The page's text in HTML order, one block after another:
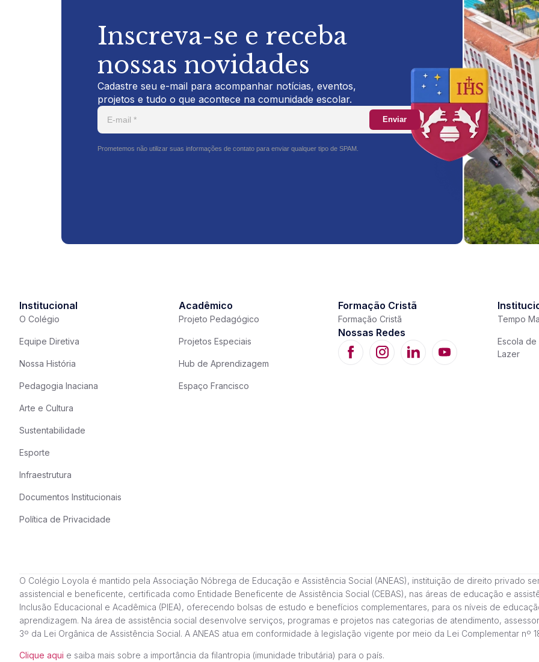
Inscreva-se e receba
nossas novidades
Cadastre seu e-mail para acompanhar notícias, eventos,
projetos e tudo o que acontece na comunidade escolar.
Enviar
Prometemos não utilizar suas informações de contato para enviar qualquer tipo de SPAM.
Institucional
O Colégio
Equipe Diretiva
Nossa História
Pedagogia Inaciana
Arte e Cultura
Sustentabilidade
Esporte
Infraestrutura
Documentos Institucionais
Política de Privacidade
Acadêmico
Projeto Pedagógico
Projetos Especiais
Hub de Aprendizagem
Espaço Francisco
Formação Cristã
Formação Cristã
Nossas Redes
Tempo
Escola de
Lazer
O Colégio Loyola é mantido pela Associação Nóbrega de Educação e Assistência Social (ANEAS), instituição de direito privado
assistencial e beneficente, certificada como Entidade Beneficente de Assistência Social (CEBAS), nas áreas de educação e
Inclusão Educacional e Acadêmica (PIEA), oferecendo bolsas de estudo e benefícios complementares, para os níveis de
aprendizagem. Na área de assistência social desenvolve serviços, programas e projetos nas categorias de atendimento,
3º da Lei Orgânica de Assistência Social. A ANEAS atua em conformidade à legislação vigente por meio da Lei Complementar nº
Clique aqui e saiba mais sobre a importância da filantropia (imunidade tributária) para o país.